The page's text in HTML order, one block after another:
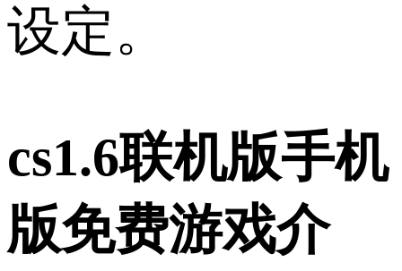
设定。
cs1.6联机版手机
版免费游戏介